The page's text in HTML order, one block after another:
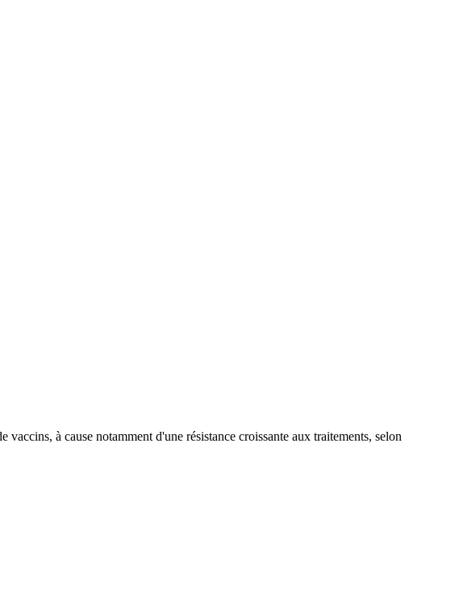
à cause notamment d'une résistance croissante aux traitements, selon